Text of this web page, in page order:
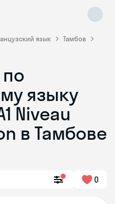
язык
Тамбов
языку
Niveau
в Тамбове
0